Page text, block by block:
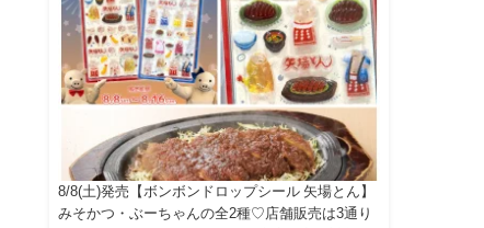
8/8(土)発売【ボンボンドロップシール 矢場とん】
みそかつ・ぶーちゃんの全2種♡店舗販売は3通り